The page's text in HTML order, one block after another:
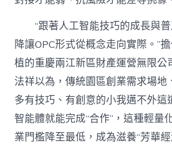
“跟著人工智能技巧的成長與
降讓OPC形式從概念走向實際。”
植的重慶兩江新區財產運營無限公
法祥以為，傳統園區創業需求場地
多有技巧、有創意的小我邁不外這
智能體就能完成“合作”，這種輕量
業門檻降至最低，成為滋養“芳華經